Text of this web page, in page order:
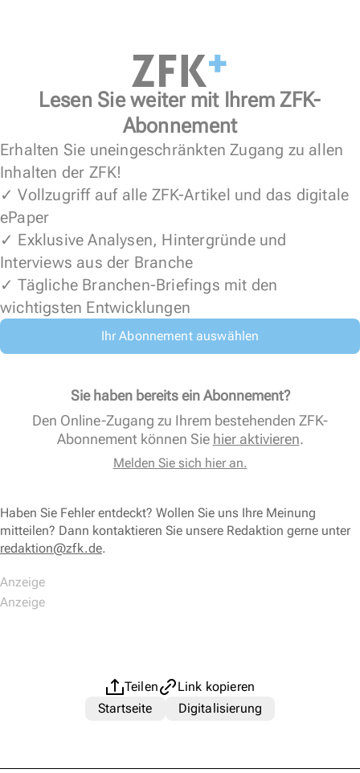
Lesen Sie weiter mit Ihrem ZFK-
Abonnement
Erhalten Sie uneingeschränkten Zugang zu allen
Inhalten der ZFK!
✓ Vollzugriff auf alle ZFK-Artikel und das digitale
ePaper
✓ Exklusive Analysen, Hintergründe und
Interviews aus der Branche
✓ Tägliche Branchen-Briefings mit den
wichtigsten Entwicklungen
Ihr Abonnement auswählen
Sie haben bereits ein Abonnement?
Den Online-Zugang zu Ihrem bestehenden ZFK-
Abonnement können Sie hier aktivieren.
Melden Sie sich hier an.
Haben Sie Fehler entdeckt? Wollen Sie uns Ihre Meinung
mitteilen? Dann kontaktieren Sie unsere Redaktion gerne unter
redaktion@zfk.de.
Teilen
Link kopieren
Startseite
Digitalisierung